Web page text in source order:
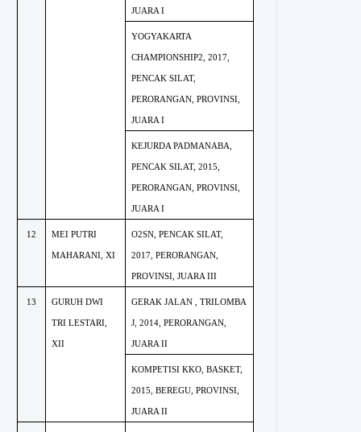
JUARA I
YOGYAKARTA
CHAMPIONSHIP2, 2017,
PENCAK SILAT,
PERORANGAN, PROVINSI,
JUARA I
KEJURDA PADMANABA,
PENCAK SILAT, 2015,
PERORANGAN, PROVINSI,
JUARA I
12 MEI PUTRI
MAHARANI, XI
O2SN, PENCAK SILAT,
2017, PERORANGAN,
PROVINSI, JUARA III
13 GURUH DWI
TRI LESTARI,
XII
GERAK JALAN , TRILOMBA
J, 2014, PERORANGAN,
JUARA II
KOMPETISI KKO, BASKET,
2015, BEREGU, PROVINSI,
JUARA II